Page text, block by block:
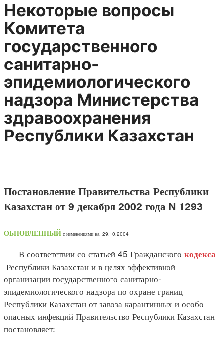
Некоторые вопросы
Комитета
государственного
санитарно-
эпидемиологического
надзора Министерства
здравоохранения
Республики Казахстан
Постановление Правительства Республики
Казахстан от 9 декабря 2002 года N 1293
ОБНОВЛЕННЫЙ с изменениями на: 29.10.2004
В соответствии со статьей 45 Гражданского кодекса
Республики Казахстан и в целях эффективной
организации государственного санитарно-
эпидемиологического надзора по охране границ
Республики Казахстан от завоза карантинных и особо
опасных инфекций Правительство Республики Казахстан
постановляет: